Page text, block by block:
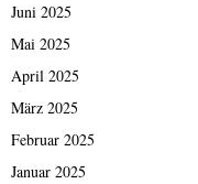
Juni 2025
Mai 2025
April 2025
März 2025
Februar 2025
Januar 2025